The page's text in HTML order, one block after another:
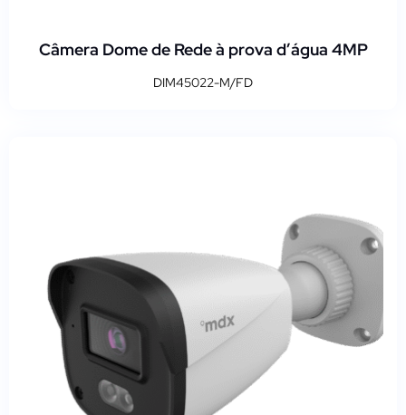
Câmera Dome de Rede à prova d’água 4MP
DIM45022-M/FD